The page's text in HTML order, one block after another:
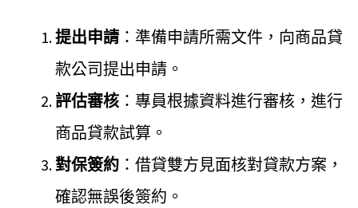
提出申請 ：準備申請所需文件，向商品貸
款公司提出申請。
評估審核 ：專員根據資料進行審核，進行
商品貸款試算。
對保簽約 ：借貸雙方見面核對貸款方案，
確認無誤後簽約。